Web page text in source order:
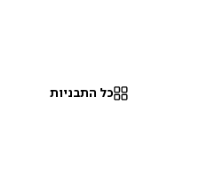
כל התבניות